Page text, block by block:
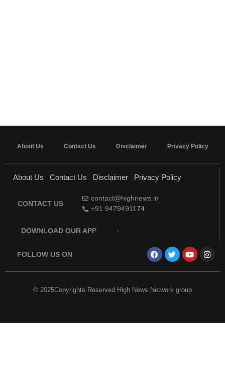
About Us Contact Us Disclaimer Privacy Policy
About Us Contact Us Disclaimer Privacy Policy
CONTACT US
contact@highnews.in
+91 9479491174
DOWNLOAD OUR APP
FOLLOW US ON
© 2025Copyrights Reserved High News Network group